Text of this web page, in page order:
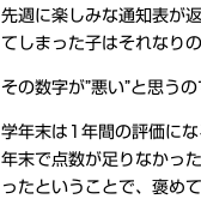
先週に楽しみな通知表が
てしまった子はそれなり
その数字が”悪い”と思う
学年末は1年間の評価に
年末で点数が足りなかっ
ったということで、褒め